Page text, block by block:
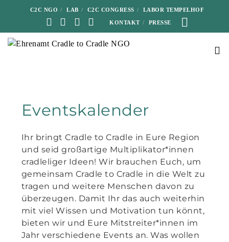
C2C NGO LAB C2C CONGRESS LABOR TEMPELHOF
KONTAKT PRESSE
Eventskalender
Ihr bringt Cradle to Cradle in Eure Region
und seid großartige Multiplikator*innen
cradleliger Ideen! Wir brauchen Euch, um
gemeinsam Cradle to Cradle in die Welt zu
tragen und weitere Menschen davon zu
überzeugen. Damit Ihr das auch weiterhin
mit viel Wissen und Motivation tun könnt,
bieten wir und Eure Mitstreiter*innen im
Jahr verschiedene Events an. Was wollen